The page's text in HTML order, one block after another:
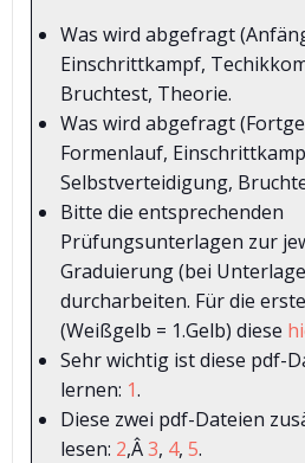
Was wird abgefragt
Einschrittkampf,
Bruchtest, Theorie.
Was wird abgefragt
Formenlauf,
Selbstverteidigung,
Bitte die entsprechenden
Prüfungsunterlagen zur
Graduierung (bei
durcharbeiten. Für die
(Weißgelb = 1.Gelb) diese
Sehr wichtig ist diese pdf-
lernen: 1.
Diese zwei pdf-Dateien
lesen: 2,Â3, 4, 5.